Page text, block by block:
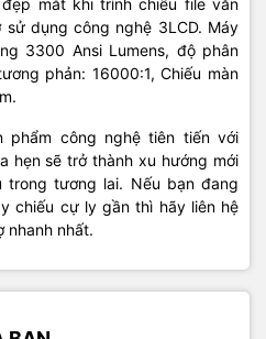
mắt khi trình chiếu file văn
sử dụng công nghệ 3LCD. Máy
3300 Ansi Lumens, độ phân
phản: 16000:1, Chiếu màn
phẩm công nghệ tiên tiến với
hẹn sẽ trở thành xu hướng mới
tương lai. Nếu bạn đang
chiếu cự ly gần thì hãy liên hệ
nhanh nhất.